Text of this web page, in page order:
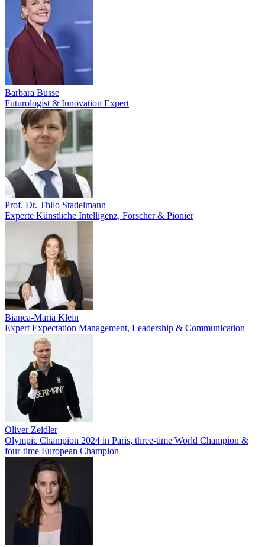
Barbara Busse
Futurologist & Innovation Expert
Prof. Dr. Thilo Stadelmann
Experte Künstliche Intelligenz, Forscher & Pionier
Bianca-Maria Klein
Expert Expectation Management, Leadership & Communication
Oliver Zeidler
Olympic Champion 2024 in Paris, three-time World Champion &
four-time European Champion